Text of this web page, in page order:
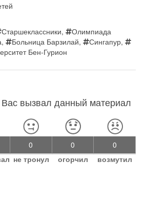
Старшеклассники,
Олимпиада
, Больница Барзилай, Сингапур,
Бен-Гурион
Вас вызвал данный материал
0
не тронул
0
огорчил
0
возмутил